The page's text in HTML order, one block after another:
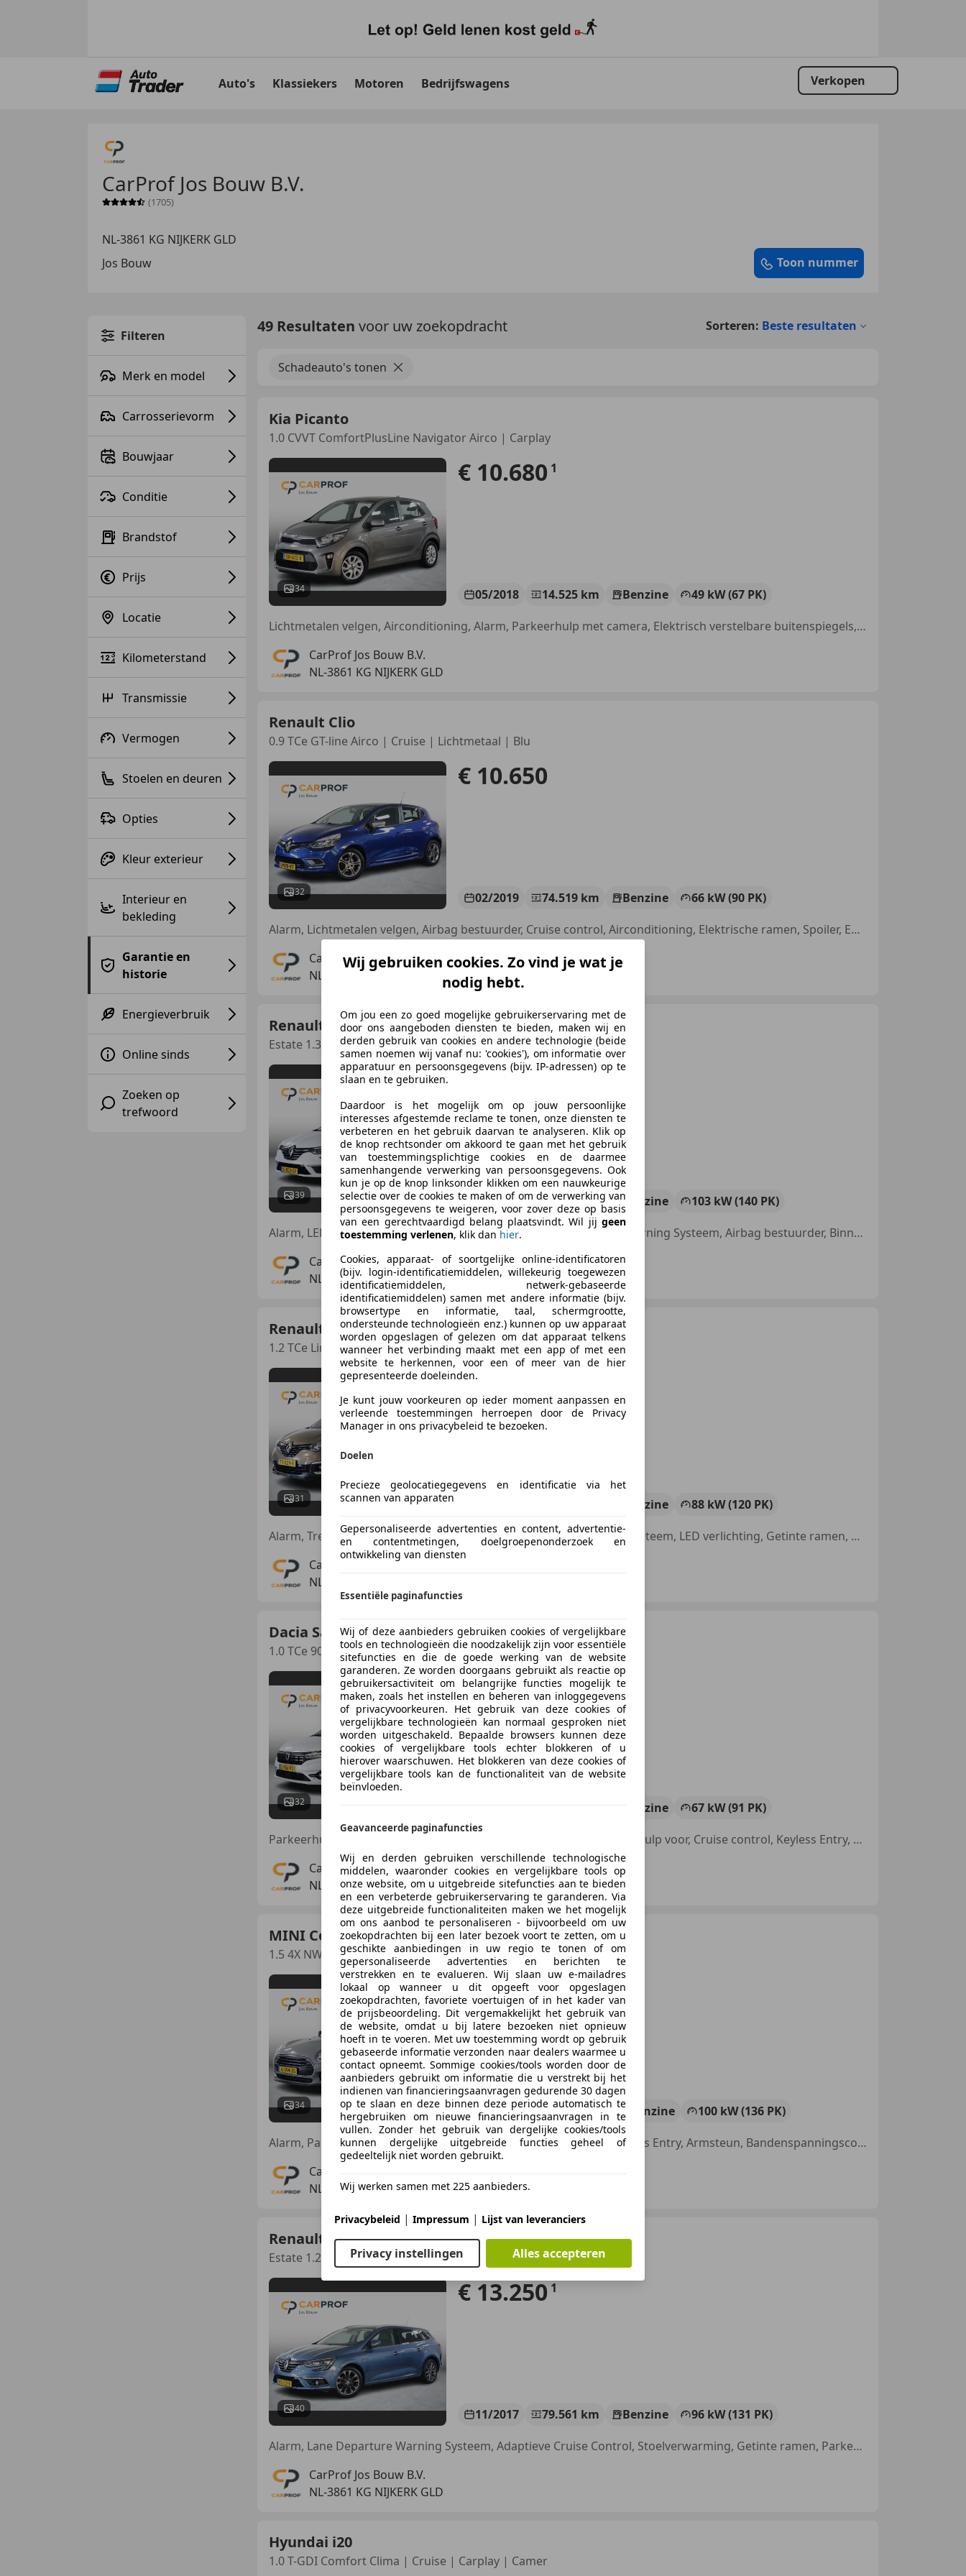
Auto's Klassiekers Motoren Bedrijfswagens Verkopen
CarProf Jos Bouw B.V.
Sterrenbeoordeling 4.5 van 5
(1705)
NL-3861 KG NIJKERK GLD
Jos Bouw
Toon nummer
Filteren
Merk en model
Carrosserievorm
Bouwjaar
Conditie
Brandstof
Prijs
Locatie
Kilometerstand
Transmissie
Vermogen
Stoelen en deuren
Opties
Kleur exterieur
Interieur en
bekleding
Garantie en
historie
Energieverbruik
Online sinds
Zoeken op
trefwoord
49 Resultaten voor uw zoekopdracht Sorteren: Beste resultaten
Schadeauto's tonen
Kia Picanto
1.0 CVVT ComfortPlusLine Navigator Airco | Carplay
34
€ 10.680 1
05/2018 14.525 km Benzine
49 kW (67 PK)
Lichtmetalen velgen, Airconditioning, Alarm, Parkeerhulp met camera, Elektrisch verstelbare buitenspiegels, Navigatiesysteem, Apple CarPlay, Android Auto
CarProf Jos Bouw B.V.
NL-3861 KG NIJKERK GLD
Renault Clio
0.9 TCe GT-line Airco | Cruise | Lichtmetaal | Blu
32
€ 10.650
02/2019 74.519 km Benzine
66 kW (90 PK)
Alarm, Lichtmetalen velgen, Airbag bestuurder, Cruise control, Airconditioning, Elektrische ramen, Spoiler, Emergency Brake Assist
CarProf Jos Bouw B.V.
NL-3861 KG NIJKERK GLD
Renault Megane
Estate 1.3 TCe Bose Clima | Camera | Cruise | Half
39
€ 13.890
09/2019 99.330 km Benzine
103 kW (140 PK)
Alarm, LED verlichting, Parkeerhulp met camera, Lane Departure Warning Systeem, Airbag bestuurder, Binnenspiegel automatisch dimmend, Getinte ramen, Lichtmetalen velgen
CarProf Jos Bouw B.V.
NL-3861 KG NIJKERK GLD
Renault Captur
1.2 TCe Limited Automaat! Airco | Cruise Control |
31
€ 13.940
Benzine
88 kW (120 PK)
Alarm, Trekhaak, Lichtmetalen velgen, Stoelverwarming, Navigatiesysteem, LED verlichting, Getinte ramen, Cruise control
CarProf Jos Bouw B.V.
NL-3861 KG NIJKERK GLD
Dacia Sandero
1.0 TCe 90 Comfort Airco | Carplay | Camera | Crui
32
€ 12.495 1
Benzine
67 kW (91 PK)
Parkeerhulp met camera, Alarm, Mistlampen, Regensensor, Parkeerhulp voor, Cruise control, Keyless Entry, Apple CarPlay
CarProf Jos Bouw B.V.
NL-3861 KG NIJKERK GLD
MINI Cooper Clubman
1.5 4X NW All-Seasons | Airco | Carplay | LED | Cr
34
€ 18.9401
01/2020 113.230 km Benzine
100 kW (136 PK)
Alarm, Panorama dak, Regensensor, Open dak, Sound system, Keyless Entry, Armsteun, Bandenspanningscontrole
CarProf Jos Bouw B.V.
NL-3861 KG NIJKERK GLD
Renault Megane
Estate 1.2 TCe Série Signature Exclusiv Clima | Le
40
€ 13.250 1
11/2017 79.561 km Benzine
96 kW (131 PK)
Alarm, Lane Departure Warning Systeem, Adaptieve Cruise Control, Stoelverwarming, Getinte ramen, Parkeerhulp voor, Dodehoekdetectie, Stuurwielverwarming
CarProf Jos Bouw B.V.
NL-3861 KG NIJKERK GLD
Hyundai i20
1.0 T-GDI Comfort Clima | Cruise | Carplay | Camer
Wij gebruiken cookies. Zo vind je wat je
nodig hebt.
Om jou een zo goed mogelijke gebruikerservaring met de
door ons aangeboden diensten te bieden, maken wij en
derden gebruik van cookies en andere technologie (beide
samen noemen wij vanaf nu: 'cookies'), om informatie over
apparatuur en persoonsgegevens (bijv. IP-adressen) op te
slaan en te gebruiken.
Daardoor is het mogelijk om op jouw persoonlijke
interesses afgestemde reclame te tonen, onze diensten te
verbeteren en het gebruik daarvan te analyseren. Klik op
de knop rechtsonder om akkoord te gaan met het gebruik
van toestemmingsplichtige cookies en de daarmee
samenhangende verwerking van persoonsgegevens. Ook
kun je op de knop linksonder klikken om een nauwkeurige
selectie over de cookies te maken of om de verwerking van
persoonsgegevens te weigeren, voor zover deze op basis
van een gerechtvaardigd belang plaatsvindt. Wil jij geen
toestemming verlenen, klik dan hier.
Cookies, apparaat- of soortgelijke online-identificatoren
(bijv. login-identificatiemiddelen, willekeurig toegewezen
identificatiemiddelen, netwerk-gebaseerde
identificatiemiddelen) samen met andere informatie (bijv.
browsertype en informatie, taal, schermgrootte,
ondersteunde technologieën enz.) kunnen op uw apparaat
worden opgeslagen of gelezen om dat apparaat telkens
wanneer het verbinding maakt met een app of met een
website te herkennen, voor een of meer van de hier
gepresenteerde doeleinden.
Je kunt jouw voorkeuren op ieder moment aanpassen en
verleende toestemmingen herroepen door de Privacy
Manager in ons privacybeleid te bezoeken.
Doelen
Precieze geolocatiegegevens en identificatie via het
scannen van apparaten
Gepersonaliseerde advertenties en content, advertentie-
en contentmetingen, doelgroepenonderzoek en
ontwikkeling van diensten
Essentiële paginafuncties
Wij of deze aanbieders gebruiken cookies of vergelijkbare
tools en technologieën die noodzakelijk zijn voor essentiële
sitefuncties en die de goede werking van de website
garanderen. Ze worden doorgaans gebruikt als reactie op
gebruikersactiviteit om belangrijke functies mogelijk te
maken, zoals het instellen en beheren van inloggegevens
of privacyvoorkeuren. Het gebruik van deze cookies of
vergelijkbare technologieën kan normaal gesproken niet
worden uitgeschakeld. Bepaalde browsers kunnen deze
cookies of vergelijkbare tools echter blokkeren of u
hierover waarschuwen. Het blokkeren van deze cookies of
vergelijkbare tools kan de functionaliteit van de website
beïnvloeden.
Geavanceerde paginafuncties
Wij en derden gebruiken verschillende technologische
middelen, waaronder cookies en vergelijkbare tools op
onze website, om u uitgebreide sitefuncties aan te bieden
en een verbeterde gebruikerservaring te garanderen. Via
deze uitgebreide functionaliteiten maken we het mogelijk
om ons aanbod te personaliseren - bijvoorbeeld om uw
zoekopdrachten bij een later bezoek voort te zetten, om u
geschikte aanbiedingen in uw regio te tonen of om
gepersonaliseerde advertenties en berichten te
verstrekken en te evalueren. Wij slaan uw e-mailadres
lokaal op wanneer u dit opgeeft voor opgeslagen
zoekopdrachten, favoriete voertuigen of in het kader van
de prijsbeoordeling. Dit vergemakkelijkt het gebruik van
de website, omdat u bij latere bezoeken niet opnieuw
hoeft in te voeren. Met uw toestemming wordt op gebruik
gebaseerde informatie verzonden naar dealers waarmee u
contact opneemt. Sommige cookies/tools worden door de
aanbieders gebruikt om informatie die u verstrekt bij het
indienen van financieringsaanvragen gedurende 30 dagen
op te slaan en deze binnen deze periode automatisch te
hergebruiken om nieuwe financieringsaanvragen in te
vullen. Zonder het gebruik van dergelijke cookies/tools
kunnen dergelijke uitgebreide functies geheel of
gedeeltelijk niet worden gebruikt.
Wij werken samen met 225 aanbieders.
Privacybeleid | Impressum | Lijst van leveranciers
Privacy instellingen Alles accepteren